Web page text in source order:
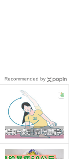
Recommended by